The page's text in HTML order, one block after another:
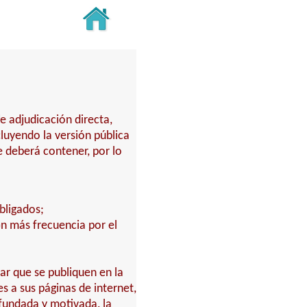
adjudicación directa,
la versión pública
deberá contener, por lo
más frecuencia por el
que se publiquen en la
a sus páginas de internet,